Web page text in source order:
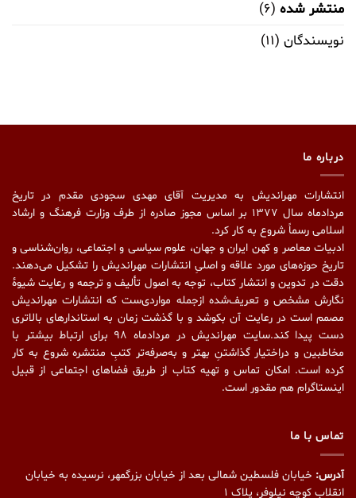
منتشر شده (۶)
نویسندگان (۱۱)
درباره ما
انتشارات مهراندیش به مدیریت آقای مهدی سجودی مقدم در تاریخ
مردادماه سال ۱۳۷۷ بر اساس مجوز صادره از طرف وزارت فرهنگ و ارشاد
اسلامی رسماً شروع به کار کرد.
ادبیات معاصر و کهن ایران و جهان، علوم سیاسی و اجتماعی، روان‌شناسی و
تاریخ حوزه‌های مورد علاقه و اصلیِ انتشارات مهراندیش را تشکیل می‌دهند.
دقت در تدوین و انتشار کتاب،‌ توجه به اصول تألیف و ترجمه و رعایت شیوهٔ
نگارش مشخص و تعریف‌شده ازجمله مواردی‌ست که انتشارات مهراندیش
مصمم است در رعایت آن بکوشد و با گذشت زمان به استاندارهای بالاتری
دست پیدا کند.سایت مهراندیش در مردادماه ۹۸ برای ارتباط بیشتر با
مخاطبین و دراختیار گذاشتنِ بهتر و به‌صرفه‌تر کتبِ منتشره شروع به کار
کرده است. امکان تماس و تهیه کتاب از طریق فضاهای اجتماعی از قبیل
اینستاگرام هم مقدور است.
تماس با ما
آدرس: خیابان فلسطین شمالی بعد از خیابان بزرگمهر، نرسیده به خیابان
انقلاب کوچه نیلوفر، پلاک ۱